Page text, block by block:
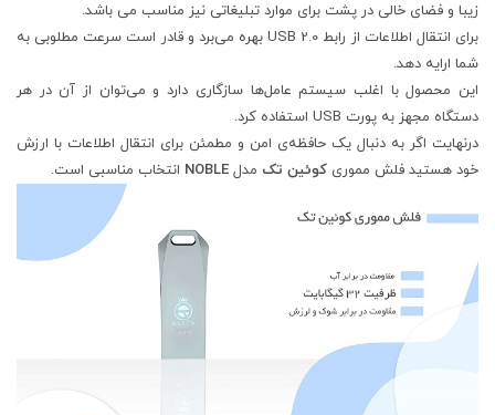
زیبا و فضای خالی در پشت برای موارد تبلیغاتی نیز مناسب می باشد.
برای انتقال اطلاعات از رابط USB 2.0 بهره می‌برد و قادر است سرعت مطلوبی به
شما ارایه دهد.
این محصول با اغلب سیستم عامل‌ها سازگاری دارد و می‌توان از آن در هر
دستگاه مجهز به پورت USB استفاده کرد.
درنهایت اگر به دنبال یک حافظه‌ی امن و مطمئن برای انتقال اطلاعات با ارزش
خود هستید فلش مموری کوئین تک مدل NOBLE انتخاب مناسبی است.